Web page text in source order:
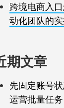
跨境电商入
动化团队的
期文章
先固定账号
运营批量任务